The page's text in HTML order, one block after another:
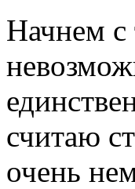
Начнем с
считаю
очень